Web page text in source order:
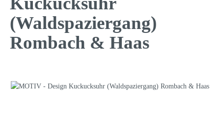
(Waldspaziergang)
Rombach & Haas